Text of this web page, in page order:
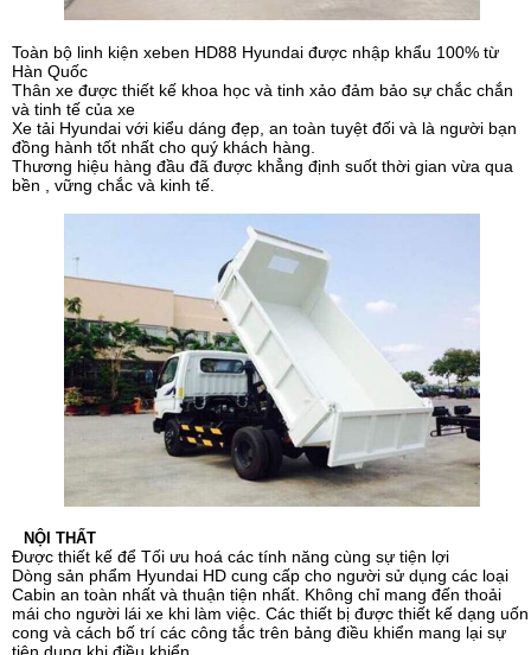
Toàn bộ linh kiện xeben HD88 Hyundai được nhập khẩu 100% từ
Hàn Quốc
Thân xe được thiết kế khoa học và tinh xảo đảm bảo sự chắc chắn
và tinh tế của xe
Xe tải Hyundai với kiểu dáng đẹp, an toàn tuyệt đối và là người bạn
đồng hành tốt nhất cho quý khách hàng.
Thương hiệu hàng đầu đã được khẳng định suốt thời gian vừa qua
bền , vững chắc và kinh tế.
NỘI THẤT
Được thiết kế để Tối ưu hoá các tính năng cùng sự tiện lợi
Dòng sản phẩm Hyundai HD cung cấp cho người sử dụng các loại
Cabin an toàn nhất và thuận tiện nhất. Không chỉ mang đến thoải
mái cho người lái xe khi làm việc. Các thiết bị được thiết kế dạng uốn
cong và cách bố trí các công tắc trên bảng điều khiển mang lại sự
tiện dụng khi điều khiển.